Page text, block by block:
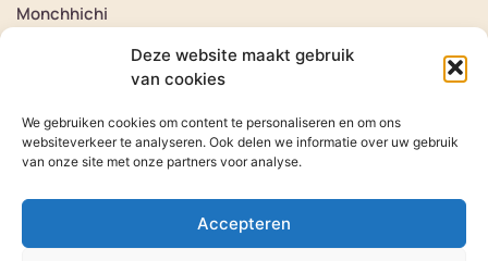
Deze website maakt gebruik
van cookies
We gebruiken cookies om content te personaliseren en om ons
websiteverkeer te analyseren. Ook delen we informatie over uw gebruik
van onze site met onze partners voor analyse.
Accepteren
Monchhichi
Contact
Klantenservice
Veelgestelde vragen
Herroeping van product
Volg ons opInstagram
Volg ons opTiktok